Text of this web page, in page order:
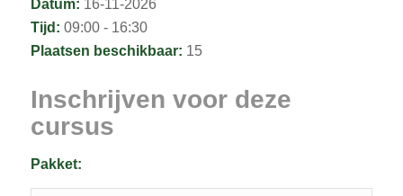
Datum: 16-11-2026
Tijd: 09:00 - 16:30
Plaatsen beschikbaar: 15
Inschrijven voor deze
cursus
Pakket: